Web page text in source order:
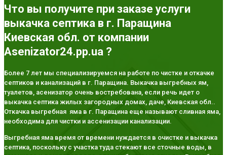
Что вы получите при заказе услуги
выкачка септика в г. Паращина
Киевская обл. от компании
Asenizator24.pp.ua ?
Более 7 лет мы специализируемся на работе по чистке и откачке
септиков и канализаций в г. Паращина. Выкачка выгребных ям,
туалетов, асенизатор очень востребована, если речь идет о
выкачка септика жилых загородных домах, даче, Киевская обл..
Откачка выгребная яма в г. Паращина еще называют сливная яма,
необходима для чистки и ассенизации канализации.
Выгребная яма время от времени нуждается в очистке и выкачка
септика, поскольку с участка туда стекают все сточные воды, в